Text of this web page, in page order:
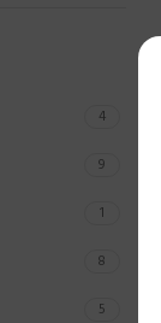
4
9
1
8
5